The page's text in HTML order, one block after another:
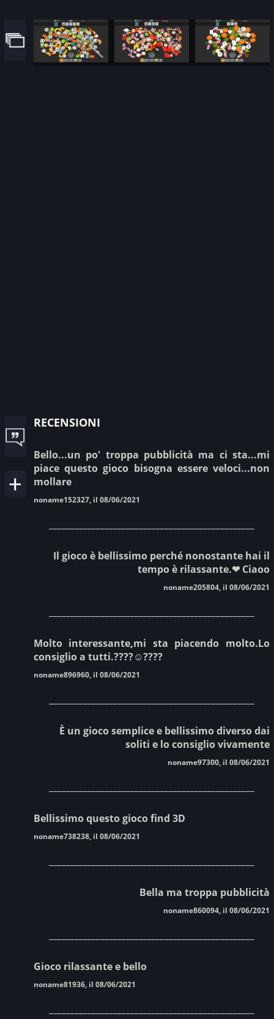
recensioni
Bello...un po' troppa pubblicità ma ci sta...mi
piace questo gioco bisogna essere veloci...non
mollare
noname152327, il 08/06/2021
Il gioco è bellissimo perché nonostante hai il
tempo è rilassante.❤ Ciaoo
noname205804, il 08/06/2021
Molto interessante,mi sta piacendo molto.Lo
consiglio a tutti.????☺️????
noname896960, il 08/06/2021
È un gioco semplice e bellissimo diverso dai
soliti e lo consiglio vivamente
noname97300, il 08/06/2021
Bellissimo questo gioco find 3D
noname738238, il 08/06/2021
Bella ma troppa pubblicità
noname860094, il 08/06/2021
Gioco rilassante e bello
noname81936, il 08/06/2021